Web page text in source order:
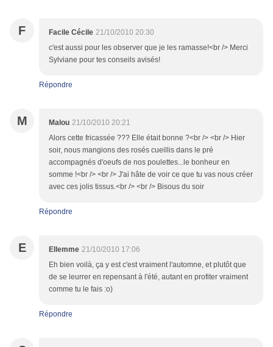
F Facile Cécile 21/10/2010 20:30
c'est aussi pour les observer que je les ramasse!<br /> Merci
Sylviane pour tes conseils avisés!
Répondre
M Malou 21/10/2010 20:21
Alors cette fricassée ??? Elle était bonne ?<br /> <br /> Hier
soir, nous mangions des rosés cueillis dans le pré
accompagnés d'oeufs de nos poulettes...le bonheur en
somme !<br /> <br /> J'ai hâte de voir ce que tu vas nous créer
avec ces jolis tissus.<br /> <br /> Bisous du soir
Répondre
E Ellemme 21/10/2010 17:06
Eh bien voilà, ça y est c'est vraiment l'automne, et plutôt que
de se leurrer en repensant à l'été, autant en profiter vraiment
comme tu le fais :o)
Répondre